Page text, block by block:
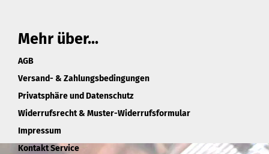
Mehr über...
AGB
Versand- & Zahlungsbedingungen
Privatsphäre und Datenschutz
Widerrufsrecht & Muster-Widerrufsformular
Impressum
Kontakt Service